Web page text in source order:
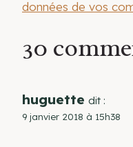
données de vos
30
huguette dit :
9 janvier 2018 à 15h38